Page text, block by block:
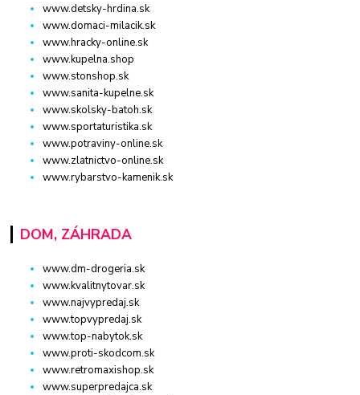
www.detsky-hrdina.sk
www.domaci-milacik.sk
www.hracky-online.sk
www.kupelna.shop
www.stonshop.sk
www.sanita-kupelne.sk
www.skolsky-batoh.sk
www.sportaturistika.sk
www.potraviny-online.sk
www.zlatnictvo-online.sk
www.rybarstvo-kamenik.sk
DOM, ZÁHRADA
www.dm-drogeria.sk
www.kvalitnytovar.sk
www.najvypredaj.sk
www.topvypredaj.sk
www.top-nabytok.sk
www.proti-skodcom.sk
www.retromaxishop.sk
www.superpredajca.sk